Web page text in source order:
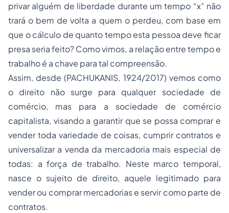
privar alguém de liberdade durante um tempo “x” não
trará o bem de volta a quem o perdeu, com base em
que o cálculo de quanto tempo esta pessoa deve ficar
presa seria feito? Como vimos, a relação entre tempo e
trabalho é a chave para tal compreensão.
Assim, desde (PACHUKANIS, 1924/2017) vemos como
o direito não surge para qualquer sociedade de
comércio, mas para a sociedade de comércio
capitalista, visando a garantir que se possa comprar e
vender toda variedade de coisas, cumprir contratos e
universalizar a venda da mercadoria mais especial de
todas: a força de trabalho. Neste marco temporal,
nasce o sujeito de direito, aquele legitimado para
vender ou comprar mercadorias e servir como parte de
contratos.